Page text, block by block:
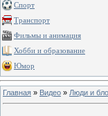
Спорт
Транспорт
Фильмы и анимация
Хобби и образование
Юмор
Главная » Видео » Люди и